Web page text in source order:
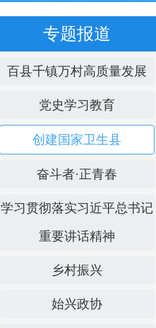
专题报道
百县千镇万村高质量发展
党史学习教育
创建国家卫生县
奋斗者·正青春
学习贯彻落实习近平总书记
重要讲话精神
乡村振兴
始兴政协